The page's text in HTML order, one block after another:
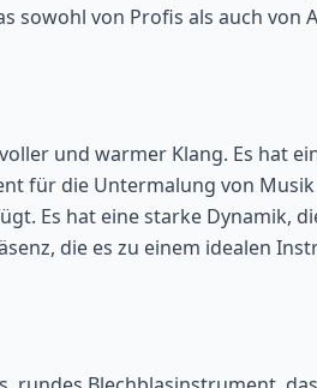
sowohl von Profis als auch von
und warmer Klang. Es hat
für die Untermalung von
Es hat eine starke Dynamik,
die es zu einem idealen